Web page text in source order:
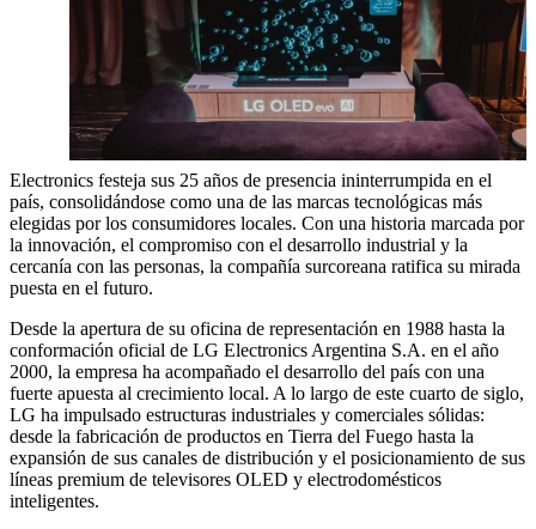
Electronics festeja sus 25 años de presencia ininterrumpida en el
país, consolidándose como una de las marcas tecnológicas más
elegidas por los consumidores locales. Con una historia marcada por
la innovación, el compromiso con el desarrollo industrial y la
cercanía con las personas, la compañía surcoreana ratifica su mirada
puesta en el futuro.
Desde la apertura de su oficina de representación en 1988 hasta la
conformación oficial de LG Electronics Argentina S.A. en el año
2000, la empresa ha acompañado el desarrollo del país con una
fuerte apuesta al crecimiento local. A lo largo de este cuarto de siglo,
LG ha impulsado estructuras industriales y comerciales sólidas:
desde la fabricación de productos en Tierra del Fuego hasta la
expansión de sus canales de distribución y el posicionamiento de sus
líneas premium de televisores OLED y electrodomésticos
inteligentes.